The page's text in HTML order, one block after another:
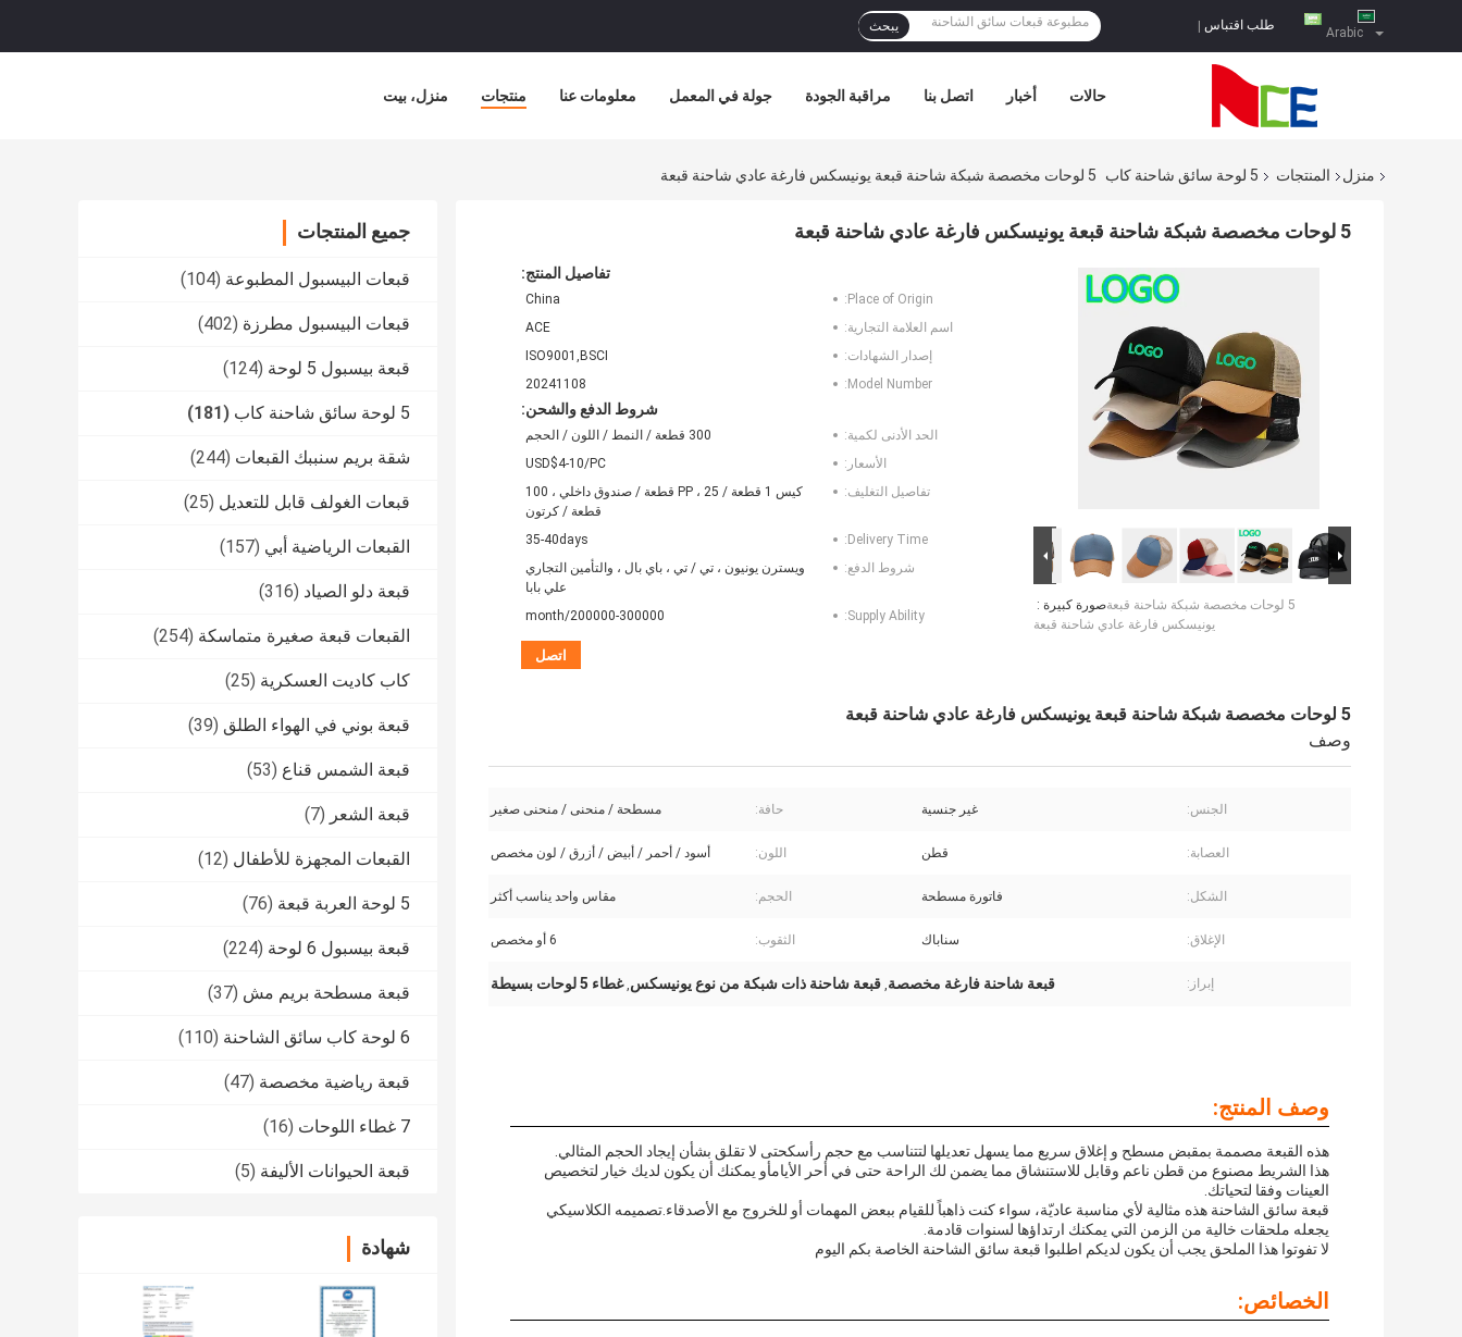
Arabic طلب اقتباس يبحث
منزل، بيت منتجات معلومات عنا جولة في المعمل مراقبة الجودة اتصل بنا أخبار حالات
منزل المنتجات 5 لوحة سائق شاحنة كاب 5 لوحات مخصصة شبكة شاحنة قبعة يونيسكس فارغة عادي شاحنة قبعة
جميع المنتجات
قبعات البيسبول المطبوعة (104)
قبعات البيسبول مطرزة (402)
قبعة بيسبول 5 لوحة (124)
5 لوحة سائق شاحنة كاب (181)
شقة بريم سنببك القبعات (244)
قبعات الغولف قابل للتعديل (25)
القبعات الرياضية أبي (157)
قبعة دلو الصياد (316)
القبعات قبعة صغيرة متماسكة (254)
كاب كاديت العسكرية (25)
قبعة بوني في الهواء الطلق (39)
قبعة الشمس قناع (53)
قبعة الشعر (7)
القبعات المجهزة للأطفال (12)
5 لوحة العربة قبعة (76)
قبعة بيسبول 6 لوحة (224)
قبعة مسطحة بريم مش (37)
6 لوحة كاب سائق الشاحنة (110)
قبعة رياضية مخصصة (47)
7 غطاء اللوحات (16)
قبعة الحيوانات الأليفة (5)
شهادة
5 لوحات مخصصة شبكة شاحنة قبعة يونيسكس فارغة عادي شاحنة قبعة
صورة كبيرة :5 لوحات مخصصة شبكة شاحنة قبعة
يونيسكس فارغة عادي شاحنة قبعة
تفاصيل المنتج:
Place of Origin:
China
اسم العلامة التجارية:
ACE
إصدار الشهادات:
ISO9001,BSCI
Model Number:
20241108
شروط الدفع والشحن:
الحد الأدنى لكمية:
300 قطعة / النمط / اللون / الحجم
الأسعار:
USD$4-10/PC
تفاصيل التغليف:
كيس 1 قطعة / PP ، 25 قطعة / صندوق داخلي ، 100
قطعة / كرتون
Delivery Time:
35-40days
شروط الدفع:
ويسترن يونيون ، تي / تي ، باي بال ، والتأمين التجاري
علي بابا
Supply Ability:
200000-300000/month
اتصل
5 لوحات مخصصة شبكة شاحنة قبعة يونيسكس فارغة عادي شاحنة قبعة
وصف
الجنس: غير جنسية حافة: مسطحة / منحنى / منحنى صغير
العصابة: قطن اللون: أسود / أحمر / أبيض / أزرق / لون مخصص
الشكل: فاتورة مسطحة الحجم: مقاس واحد يناسب أكثر
الإغلاق: سناباك الثقوب: 6 أو مخصص
إبراز: قبعة شاحنة فارغة مخصصة, قبعة شاحنة ذات شبكة من نوع يونيسكس,غطاء 5 لوحات بسيطة
وصف المنتج:
هذه القبعة مصممة بمقبض مسطح و إغلاق سريع مما يسهل تعديلها لتتناسب مع حجم رأسكحتى لا تقلق بشأن إيجاد الحجم المثالي.
هذا الشريط مصنوع من قطن ناعم وقابل للاستنشاق مما يضمن لك الراحة حتى في أحر الأيامأو يمكنك أن يكون لديك خيار لتخصيص
العينات وفقا لتحياتك.
قبعة سائق الشاحنة هذه مثالية لأي مناسبة عاديّة، سواء كنت ذاهباً للقيام ببعض المهمات أو للخروج مع الأصدقاء.تصميمه الكلاسيكي
يجعله ملحقات خالية من الزمن التي يمكنك ارتداؤها لسنوات قادمة.
لا تفوتوا هذا الملحق يجب أن يكون لديكم اطلبوا قبعة سائق الشاحنة الخاصة بكم اليوم
الخصائص: